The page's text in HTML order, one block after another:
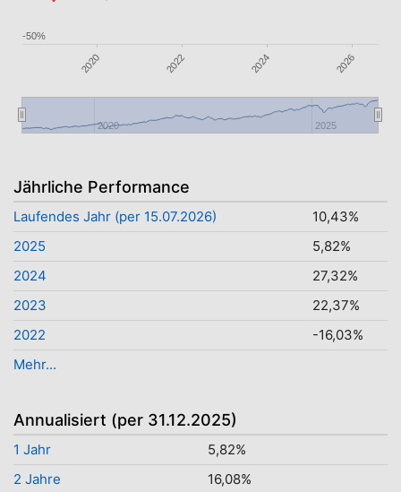
2020 2022 2024 2026
2020 2025
-50%
Jährliche Performance
Laufendes Jahr (per 15.07.2026)
10,43%
2025
5,82%
2024
27,32%
2023
22,37%
2022
-16,03%
Mehr...
Annualisiert (per 31.12.2025)
1 Jahr
5,82%
2 Jahre
16,08%